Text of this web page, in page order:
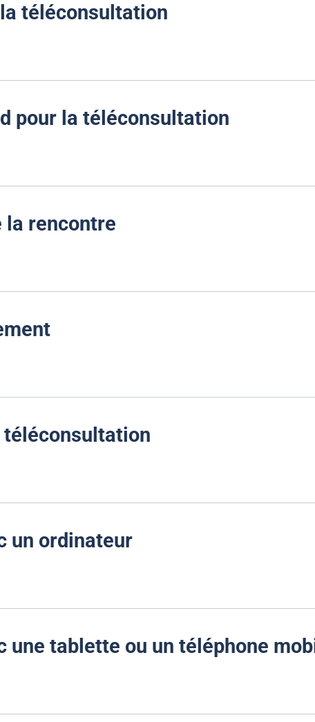
téléconsultation
pour la téléconsultation
la rencontre
téléconsultation
un ordinateur
une tablette ou un téléphone